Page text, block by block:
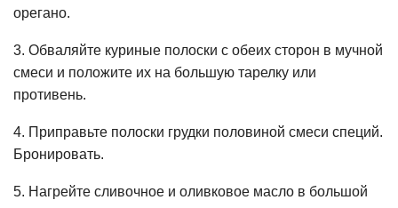
орегано.
3. Обваляйте куриные полоски с обеих сторон в мучной
смеси и положите их на большую тарелку или
противень.
4. Приправьте полоски грудки половиной смеси специй.
Бронировать.
5. Нагрейте сливочное и оливковое масло в большой